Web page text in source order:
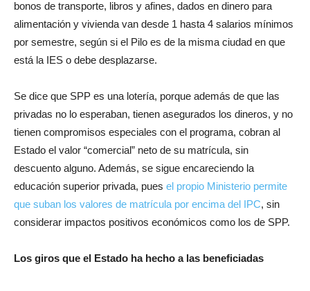
bonos de transporte, libros y afines, dados en dinero para
alimentación y vivienda van desde 1 hasta 4 salarios mínimos
por semestre, según si el Pilo es de la misma ciudad en que
está la IES o debe desplazarse.
Se dice que SPP es una lotería, porque además de que las
privadas no lo esperaban, tienen asegurados los dineros, y no
tienen compromisos especiales con el programa, cobran al
Estado el valor “comercial” neto de su matrícula, sin
descuento alguno. Además, se sigue encareciendo la
educación superior privada, pues el propio Ministerio permite
que suban los valores de matrícula por encima del IPC, sin
considerar impactos positivos económicos como los de SPP.
Los giros que el Estado ha hecho a las beneficiadas